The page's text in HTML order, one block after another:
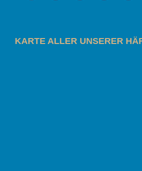
KARTE ALLER UNSERER